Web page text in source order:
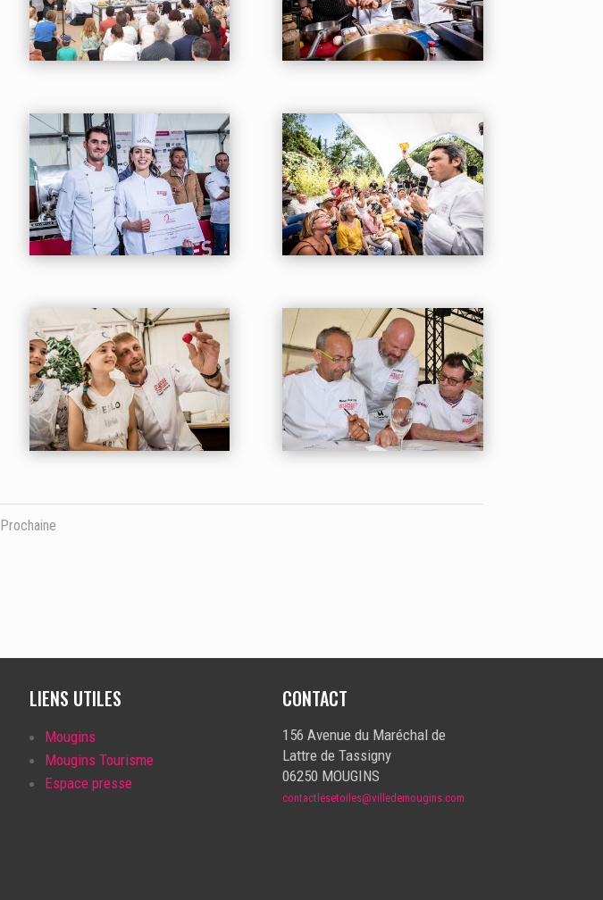
Prochaine
LIENS UTILES
Mougins
Mougins Tourisme
Espace presse
CONTACT
156 Avenue du Maréchal de
Lattre de Tassigny
06250 MOUGINS
contactlesetoiles@villedemougins.com